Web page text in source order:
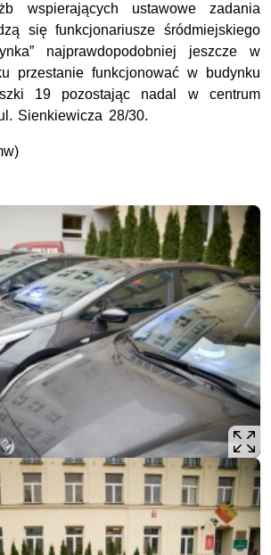
wspierających ustawowe zadania
się funkcjonariusze śródmiejskiego
najprawdopodobniej jeszcze w
przestanie funkcjonować w budynku
19 pozostając nadal w centrum
Sienkiewicza 28/30.